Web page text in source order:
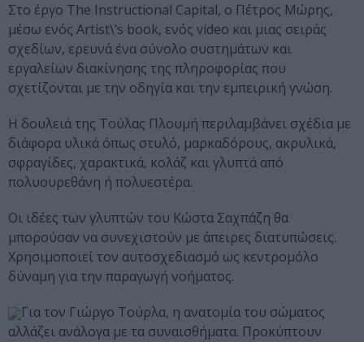
Στο έργο The Instructional Capital, ο Πέτρος Μώρης,
μέσω ενός Artist\’s book, ενός video και μιας σειράς
σχεδίων, ερευνά ένα σύνολο συστημάτων και
εργαλείων διακίνησης της πληροφορίας που
σχετίζονται με την οδηγία και την εμπειρική γνώση.
Η δουλειά της Τούλας Πλουμή περιλαμβάνει σχέδια με
διάφορα υλικά όπως στυλό, μαρκαδόρους, ακρυλικά,
σφραγίδες, χαρακτικά, κολάζ και γλυπτά από
πολυουρεθάνη ή πολυεστέρα.
Οι ιδέες των γλυπτών του Κώστα Σαχπάζη θα
μπορούσαν να συνεχιστούν με άπειρες διατυπώσεις.
Χρησιμοποιεί τον αυτοσχεδιασμό ως κεντρομόλο
δύναμη για την παραγωγή νοήματος.
Για τον Γιώργο Τούρλα, η ανατομία του σώματος
αλλάζει ανάλογα με τα συναισθήματα. Προκύπτουν